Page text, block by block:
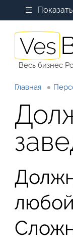
Весь бизнес
Главная